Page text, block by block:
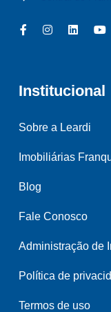
Institucional
Sobre a Leardi
Imobiliárias
Blog
Fale Conosco
Administração de
Política de
Termos de uso